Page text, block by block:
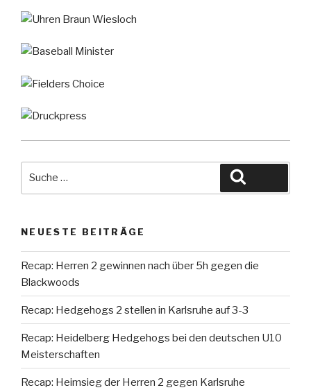
NEUESTE BEITRÄGE
Recap: Herren 2 gewinnen nach über 5h gegen die
Blackwoods
Recap: Hedgehogs 2 stellen in Karlsruhe auf 3-3
Recap: Heidelberg Hedgehogs bei den deutschen U10
Meisterschaften
Recap: Heimsieg der Herren 2 gegen Karlsruhe